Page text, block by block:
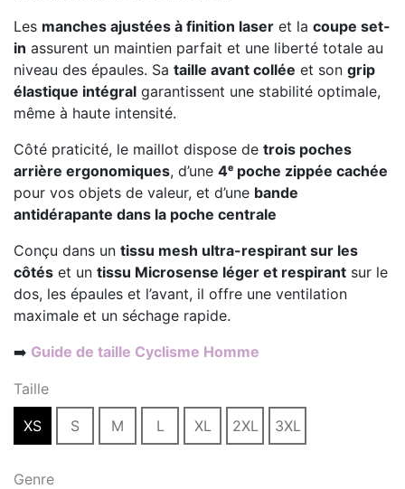
Les manches ajustées à finition laser et la coupe set-
in assurent un maintien parfait et une liberté totale au
niveau des épaules. Sa taille avant collée et son grip
élastique intégral garantissent une stabilité optimale,
même à haute intensité.
Côté praticité, le maillot dispose de trois poches
arrière ergonomiques, d’une 4ᵉ poche zippée cachée
pour vos objets de valeur, et d’une bande
antidérapante dans la poche centrale
Conçu dans un tissu mesh ultra-respirant sur les
côtés et un tissu Microsense léger et respirant sur le
dos, les épaules et l’avant, il offre une ventilation
maximale et un séchage rapide.
➡️ Guide de taille Cyclisme Homme
Taille
XS S M L XL 2XL 3XL
Genre